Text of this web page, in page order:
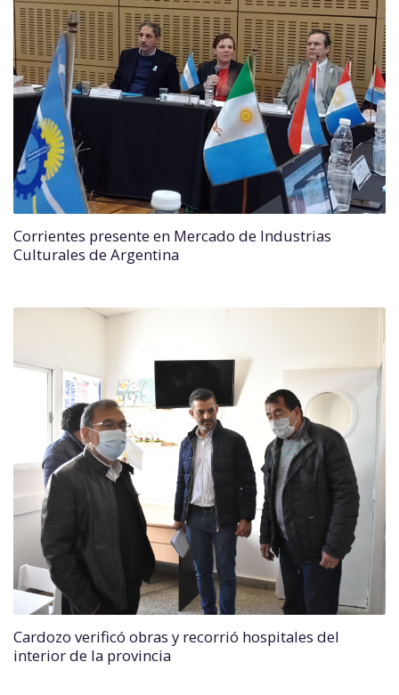
Corrientes presente en Mercado de Industrias
Culturales de Argentina
Cardozo verificó obras y recorrió hospitales del
interior de la provincia